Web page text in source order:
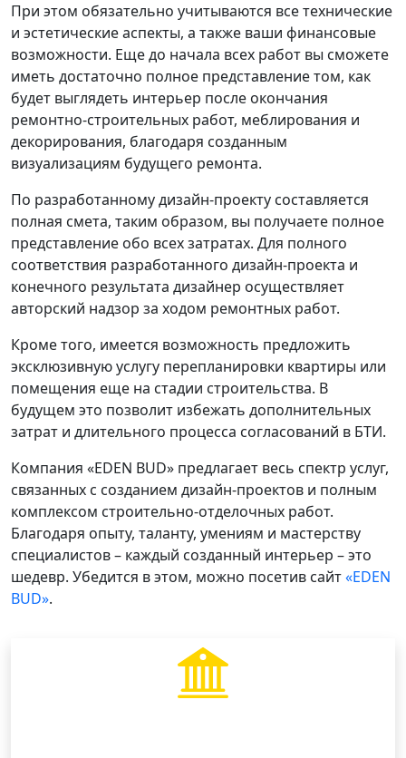
При этом обязательно учитываются все технические
и эстетические аспекты, а также ваши финансовые
возможности. Еще до начала всех работ вы сможете
иметь достаточно полное представление том, как
будет выглядеть интерьер после окончания
ремонтно-строительных работ, меблирования и
декорирования, благодаря созданным
визуализациям будущего ремонта.
По разработанному дизайн-проекту составляется
полная смета, таким образом, вы получаете полное
представление обо всех затратах. Для полного
соответствия разработанного дизайн-проекта и
конечного результата дизайнер осуществляет
авторский надзор за ходом ремонтных работ.
Кроме того, имеется возможность предложить
эксклюзивную услугу перепланировки квартиры или
помещения еще на стадии строительства. В
будущем это позволит избежать дополнительных
затрат и длительного процесса согласований в БТИ.
Компания «EDEN BUD» предлагает весь спектр услуг,
связанных с созданием дизайн-проектов и полным
комплексом строительно-отделочных работ.
Благодаря опыту, таланту, умениям и мастерству
специалистов – каждый созданный интерьер – это
шедевр. Убедится в этом, можно посетив сайт«EDEN
BUD».